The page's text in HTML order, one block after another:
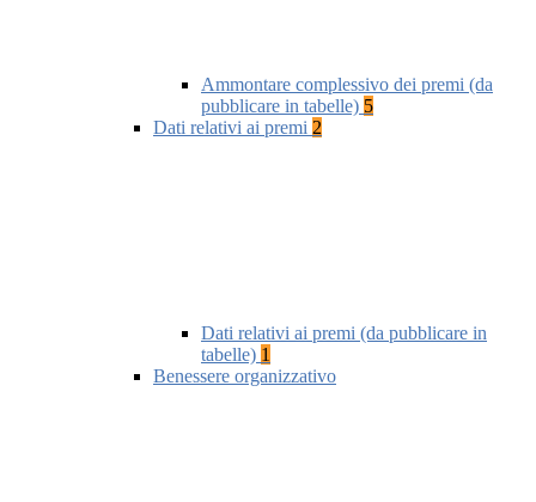
Ammontare complessivo dei premi (da
pubblicare in tabelle) 5
Dati relativi ai premi 2
Dati relativi ai premi (da pubblicare in
tabelle) 1
Benessere organizzativo